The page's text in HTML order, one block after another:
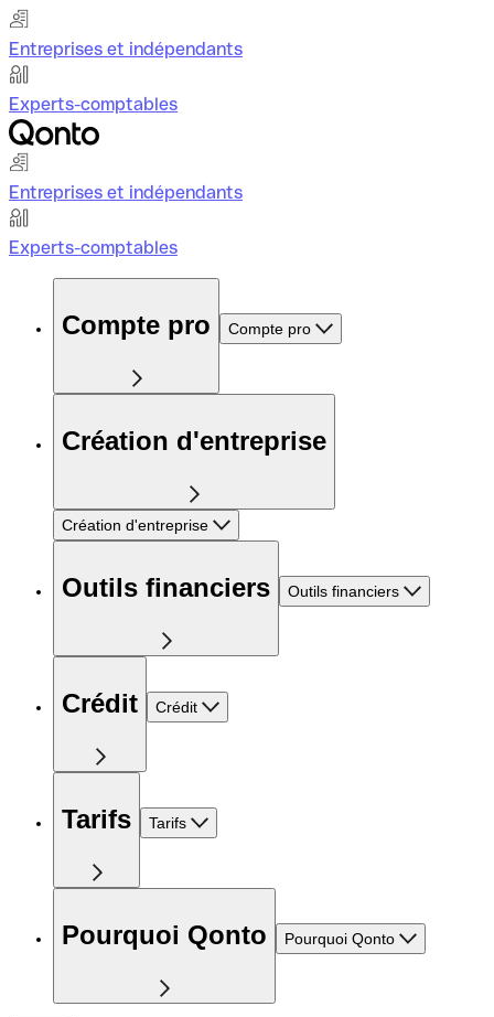
Entreprises et indépendants
Experts-comptables
Entreprises et indépendants
Experts-comptables
Compte pro Compte pro
Création d'entreprise
Création d'entreprise
Outils financiers Outils financiers
Crédit Crédit
Tarifs Tarifs
Pourquoi Qonto Pourquoi Qonto